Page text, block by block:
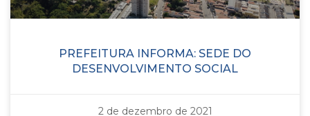
PREFEITURA INFORMA: SEDE DO
DESENVOLVIMENTO SOCIAL
2 de dezembro de 2021